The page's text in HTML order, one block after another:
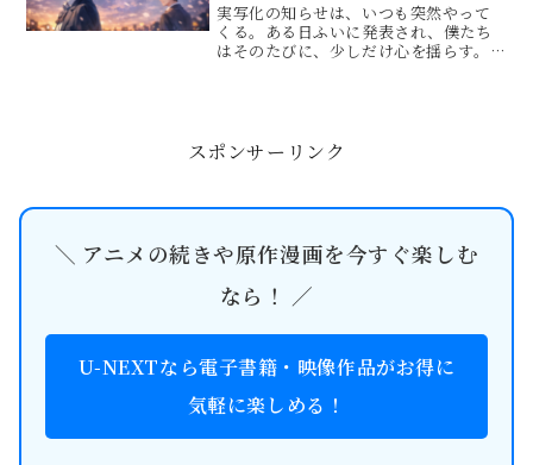
実写化の知らせは、いつも突然やって
くる。ある日ふいに発表され、僕たち
はそのたびに、少しだけ心を揺らす。で
スポンサーリンク
＼ アニメの続きや原作漫画を今すぐ楽しむ
なら！ ／
U-NEXTなら電子書籍・映像作品がお得に
気軽に楽しめる！